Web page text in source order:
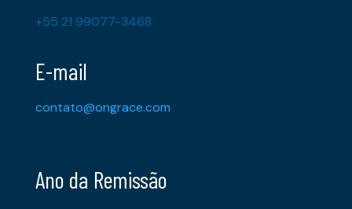
+55 21 99077-3468
E-mail
contato@ongrace.com
Ano da Remissão